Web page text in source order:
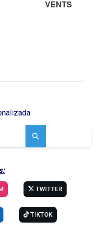
(España)
-Condiciones de
de Datos
DE COPAS
PROVEEDORES
DE COCINA
RECETAS DE CÓCTELES
GASTRONOMICO HOSTELERIA Y TURISMO